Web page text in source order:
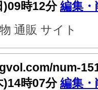
)09時12分編集・
通販 サイト
num-
)14時07分編集・